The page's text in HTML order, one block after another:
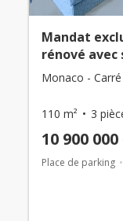
Mandat
rénové avec
Monaco -
110 m² 3
10 900 000
Place de parking